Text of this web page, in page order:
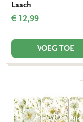
Laach
€ 12,99
VOEG TOE